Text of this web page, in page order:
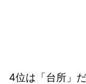
4位は「台所」だ